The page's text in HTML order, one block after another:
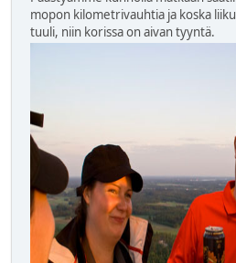
mopon kilometrivauhtia ja koska
tuuli, niin korissa on aivan tyyntä.